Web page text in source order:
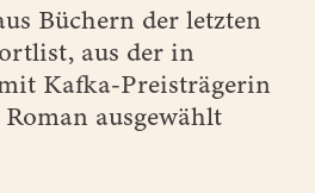
Büchern der letzten
aus der in
Kafka-Preisträgerin
ausgewählt